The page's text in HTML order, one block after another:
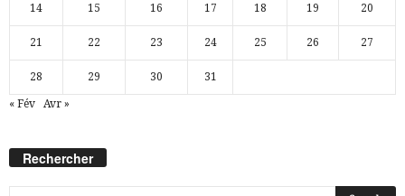
14 15 16 17 18 19 20
21 22 23 24 25 26 27
28 29 30 31
« Fév Avr »
Rechercher